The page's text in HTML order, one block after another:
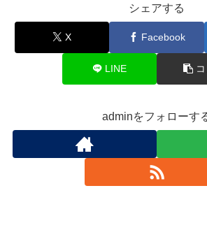
シェアする
X Facebook
LINE
adminをフォローす